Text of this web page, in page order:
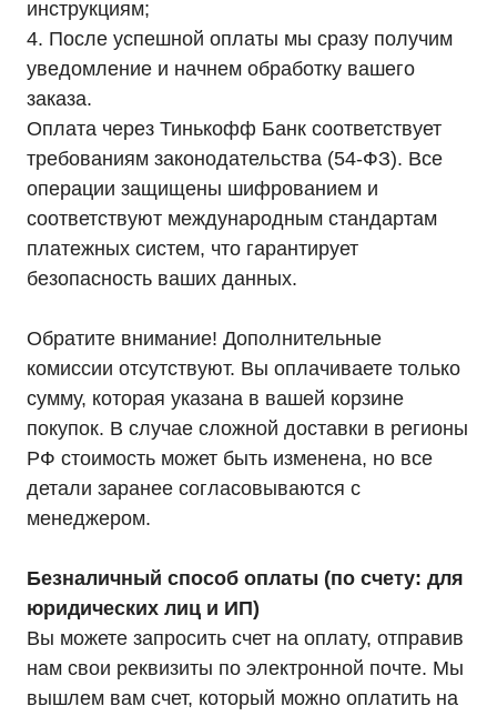
инструкциям;
4. После успешной оплаты мы сразу получим
уведомление и начнем обработку вашего
заказа.
Оплата через Тинькофф Банк соответствует
требованиям законодательства (54-ФЗ). Все
операции защищены шифрованием и
соответствуют международным стандартам
платежных систем, что гарантирует
безопасность ваших данных.
Обратите внимание! Дополнительные
комиссии отсутствуют. Вы оплачиваете только
сумму, которая указана в вашей корзине
покупок. В случае сложной доставки в регионы
РФ стоимость может быть изменена, но все
детали заранее согласовываются с
менеджером.
Безналичный способ оплаты (по счету: для
юридических лиц и ИП)
Вы можете запросить счет на оплату, отправив
нам свои реквизиты по электронной почте. Мы
вышлем вам счет, который можно оплатить на
Покупателям
О компании
Оплата
Партнерам
Монтаж
Статьи
Контакты
Условия оформления заказа
Режим работы: Пн-Пт: 9:00 —
18:00
+7 (495) 846-88-98
Адрес:
г. Москва, 2-й Южнопортовый
проезд, д. 10, стр. 11